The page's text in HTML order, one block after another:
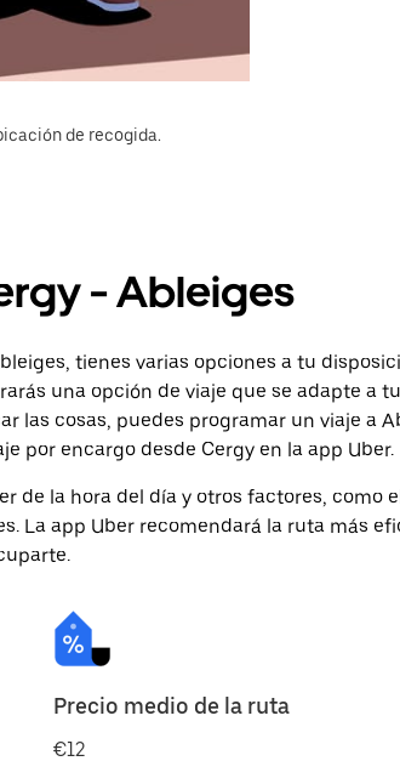
de recogida.
- Ableiges
tienes varias opciones a tu
una opción de viaje que se adapte a
las cosas, puedes programar un viaje a
por encargo desde Cergy en la app Uber.
de la hora del día y otros factores, como
La app Uber recomendará la ruta más
Precio medio de la ruta
€12